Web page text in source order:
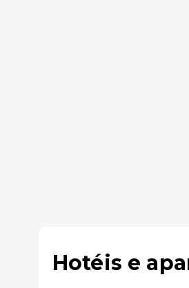
Hotéis e